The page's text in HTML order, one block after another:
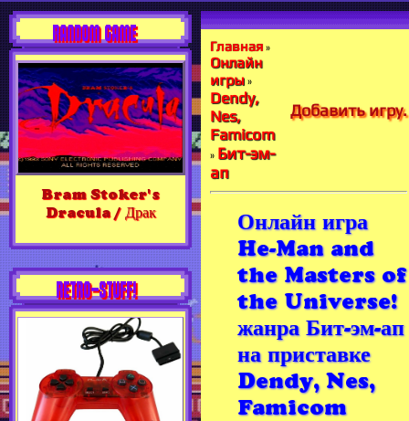
RANDOM GAME
Bram Stoker's
Dracula / Драк
RETRO-STUFF!
Главная »
Онлайн
игры »
Dendy,
Nes,
Famicom
» Бит-эм-
ап
Добавить игру.
Онлайн игра
He-Man and
the Masters of
the Universe!
жанра Бит-эм-ап
на приставке
Dendy, Nes,
Famicom